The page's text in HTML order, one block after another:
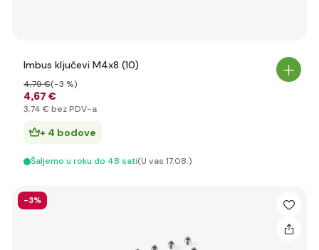
Imbus ključevi M4x8 (10)
4,67 €
4,79 €(-3 %)
3,74 € bez PDV-a
+ 4 bodove
Šaljemo u roku do 48 sati(U vas 17.08.)
-3%